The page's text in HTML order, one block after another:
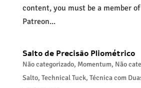
content, you must be a member
Patreon...
Salto de Precisão Pliométrico
Não categorizado, Momentum, Não
Salto, Technical Tuck, Técnica com